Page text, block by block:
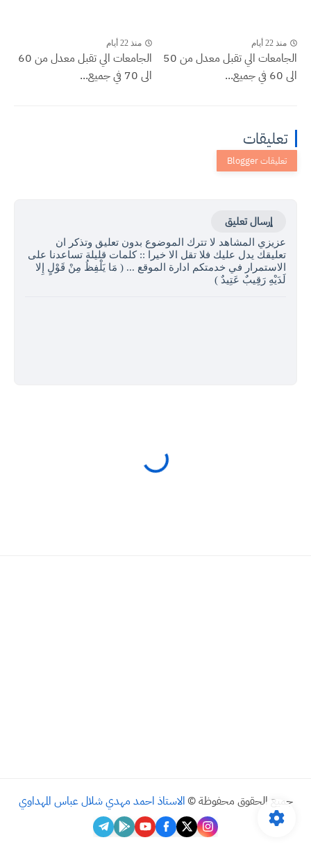
منذ 22 أيام
الجامعات الي تقبل معدل من 50
الى 60 في جميع...
منذ 22 أيام
الجامعات الي تقبل معدل من 60
الى 70 في جميع...
تعليقات
إرسال تعليق
عزيزي المشاهد لا تترك الموضوع بدون تعليق وتذكر ان
تعليقك يدل عليك فلا تقل الا خيرا :: كلمات قليلة تساعدنا على
الاستمرار في خدمتكم ادارة الموقع ... ( مَا يَلْفِظُ مِنْ قَوْلٍ إِلا
لَدَيْهِ رَقِيبٌ عَتِيدٌ )
جميع الحقوق محفوظة © الاستاذ احمد مهدي شلال عباس المهداوي